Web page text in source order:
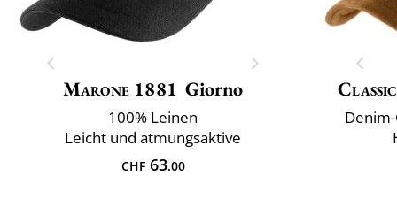
Marone 1881 Giorno
100% Leinen
Leicht und atmungsaktive
CHF63.00